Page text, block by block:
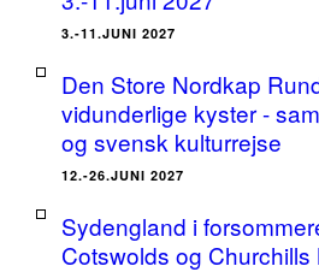
3.-11.JUNI 2027
Den Store Nordkap
vidunderlige kyster -
og svensk kulturrejse
12.-26.JUNI 2027
Sydengland i
Cotswolds og Churchills